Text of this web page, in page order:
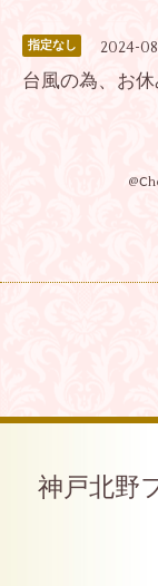
指定なし 2024-
台風の為、お休
神戸北野